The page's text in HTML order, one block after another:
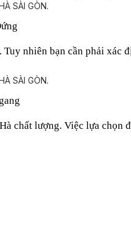
nhiên bạn cần phải xác
chất lượng. Việc lựa chọn